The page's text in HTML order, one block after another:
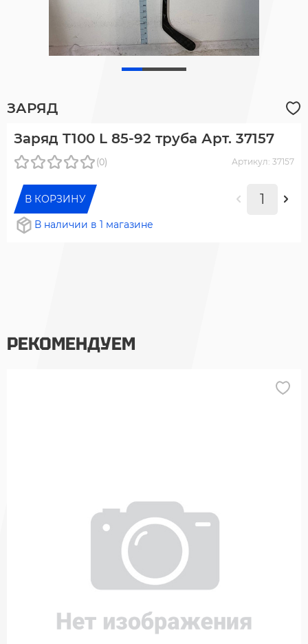
ЗАРЯД
Заряд T100 L 85-92 труба Арт. 37157
(0) Артикул: 37157
В КОРЗИНУ
В наличии в 1 магазине
РЕКОМЕНДУЕМ